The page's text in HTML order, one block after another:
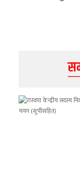
फोटो
ग्यालरी